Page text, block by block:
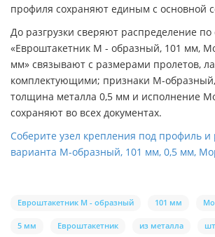
профиля сохраняют единым с основной
До разгрузки сверяют распределение по
«Евроштакетник М - образный, 101 мм,
мм» связывают с размерами пролетов,
комплектующими; признаки М-
толщина металла 0,5 мм и исполнение
сохраняют во всех документах.
Соберите узел крепления под профиль
варианта М-образный, 101 мм, 0,5 мм,
Евроштакетник М - образный 101 мм
5 мм Евроштакетник из металла